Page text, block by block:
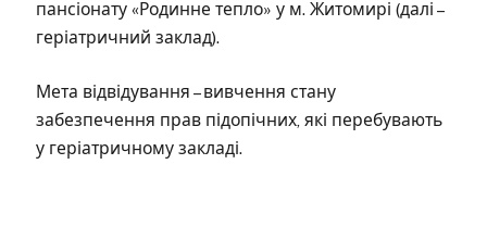
пансіонату «Родинне тепло» у м. Житомирі (далі –
геріатричний заклад).
Мета відвідування – вивчення стану
забезпечення прав підопічних, які перебувають
у геріатричному закладі.